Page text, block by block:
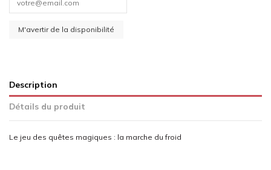
Description
Détails du produit
Le jeu des quêtes magiques : la marche du froid